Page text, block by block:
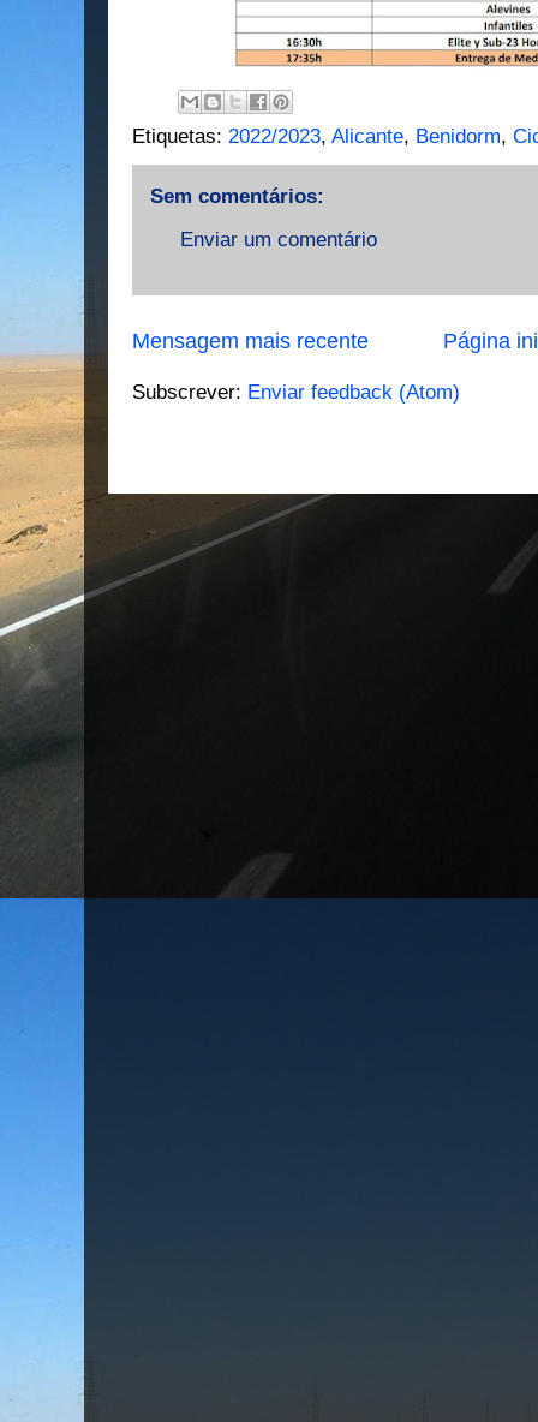
Etiquetas: 2022/2023, Alicante, Benidorm,
Sem comentários:
Enviar um comentário
Mensagem mais recente Página
Subscrever: Enviar feedback (Atom)